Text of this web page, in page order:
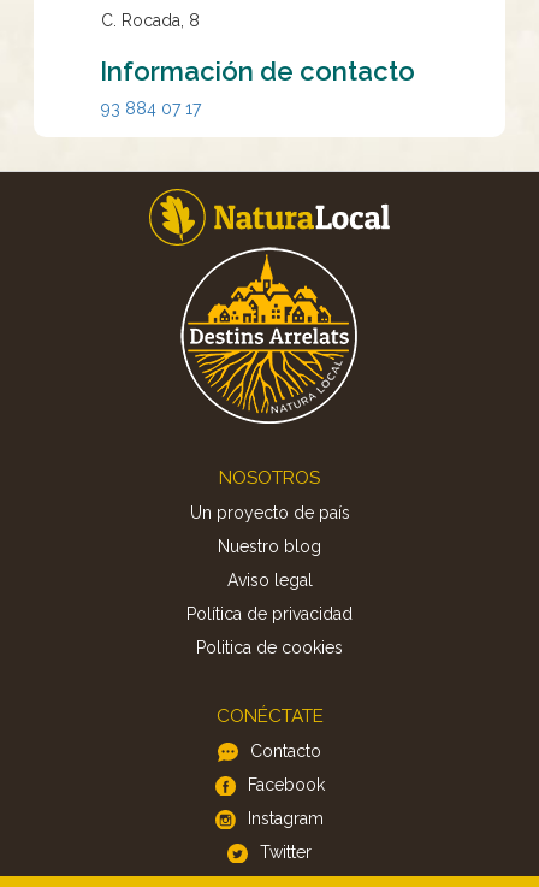
C. Rocada, 8
Información de contacto
93 884 07 17
NOSOTROS
Un proyecto de país
Nuestro blog
Aviso legal
Política de privacidad
Politica de cookies
CONÉCTATE
Contacto
Facebook
Instagram
Twitter